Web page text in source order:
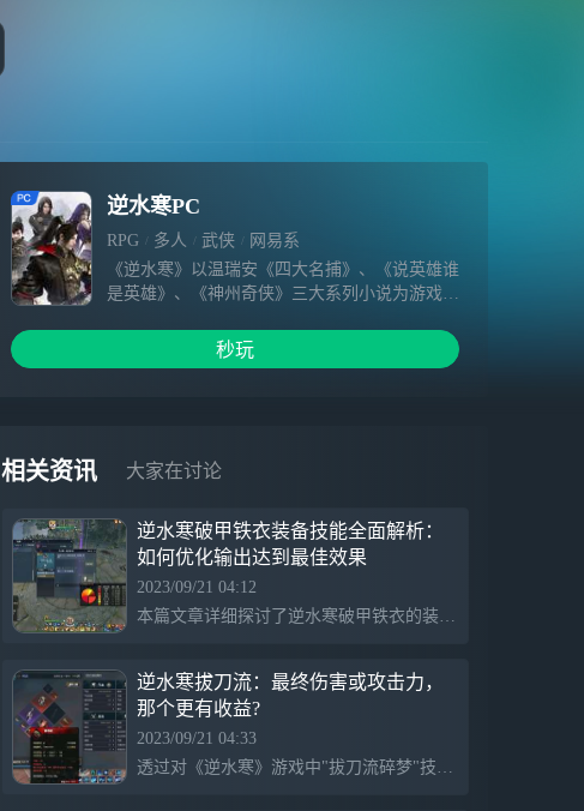
逆水寒PC
RPG 多人 武侠
网易系
《逆水寒》以温瑞安《四大名捕》、《说英雄谁
是英雄》、《神州奇侠》三大系列小说为游戏背
江湖恩怨、朝堂纷争、帮派仇杀、感情纠葛、市
井百态等北宋生活画卷。
秒玩
相关资讯 大家在讨论
逆水寒破甲铁衣装备技能全面解析：
如何优化输出达到最佳效果
2023/09/21 04:12
本篇文章详细探讨了逆水寒破甲铁衣的装备技能选择，包括职业定位、装备选择、技能顺序及细节分享四个方面。作者指出铁衣在团本和逆水寒中的生存环境其实并不被玩家所诟病，而且铁衣的输出能力并不会拖累团队。作者用自己的实战经验证明了铁衣在具备合理装备和技能选择的情况下，可以达到相当高的伤害输出，从而达到不拖团队后腿的目的。
逆水寒拔刀流：最终伤害或攻击力，
那个更有收益?
2023/09/21 04:33
透过对《逆水寒》游戏中"拔刀流碎梦"技能伤害进行了五次测试，发现1点最终伤害近似等于3点最大攻击。实验结果指出，最终伤害无视防御，在高防御的Boss副本中实际效果超过测试结果。对比不同功力和最终伤害的测试，闪起手等输出手法同样影响伤害结果。因此，选择最终伤害词条有着不错的收益。